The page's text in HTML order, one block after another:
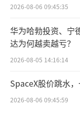
具体而言
急情况，可拨
（境内）/
请。京东安联
救援中心将在
援指引、电话
构等服务。
2026-08-06 09:45:35
华为哈勃投资、宁
达为何越卖越亏？
2026-08-05 14:16:14
SpaceX股价跳水
2026-08-06 09:45:59